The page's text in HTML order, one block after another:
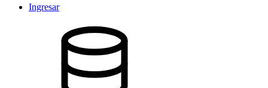
Ingresar